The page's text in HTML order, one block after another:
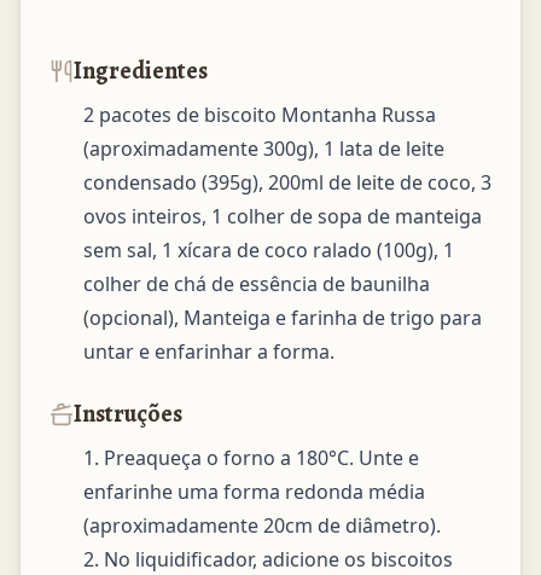
Ingredientes
2 pacotes de biscoito Montanha Russa
(aproximadamente 300g), 1 lata de leite
condensado (395g), 200ml de leite de coco, 3
ovos inteiros, 1 colher de sopa de manteiga
sem sal, 1 xícara de coco ralado (100g), 1
colher de chá de essência de baunilha
(opcional), Manteiga e farinha de trigo para
untar e enfarinhar a forma.
Instruções
1. Preaqueça o forno a 180°C. Unte e
enfarinhe uma forma redonda média
(aproximadamente 20cm de diâmetro).
2. No liquidificador, adicione os biscoitos